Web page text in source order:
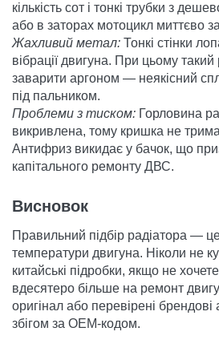
кількість сот і тонкі трубки з
або в заторах мотоцикл миттєво
Жахливий метал: Тонкі стінки
вібрації двигуна. При цьому
заварити аргоном — неякісний
під пальником.
Проблеми з тиском: Горловина
викривлена, тому кришка не
Антифриз викидає у бачок, що
капітального ремонту ДВС.
Висновок
Правильний підбір радіатора —
температури двигуна. Ніколи не
китайські підробки, якщо не
вдесятеро більше на ремонт
оригінал або перевірені
збігом за OEM-кодом.